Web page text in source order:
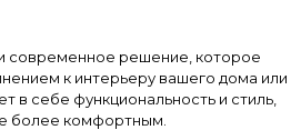
современное решение, которое
к интерьеру вашего дома или
в себе функциональность и стиль,
более комфортным.